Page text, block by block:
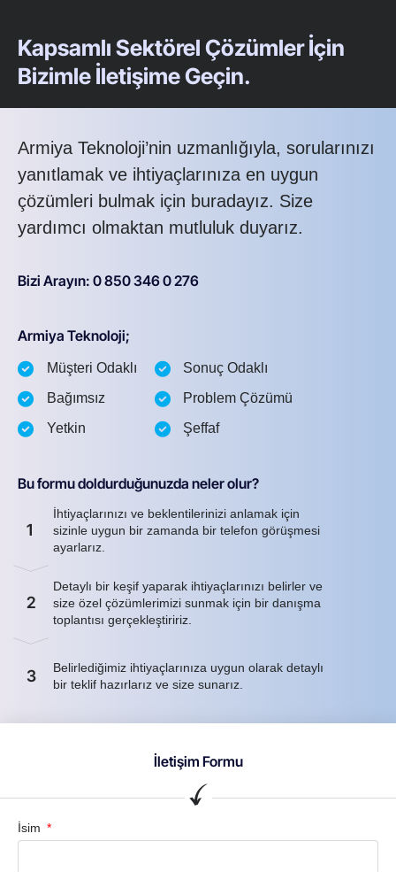
Kapsamlı Sektörel Çözümler İçin
Bizimle İletişime Geçin.
Armiya Teknoloji’nin uzmanlığıyla, sorularınızı
yanıtlamak ve ihtiyaçlarınıza en uygun
çözümleri bulmak için buradayız. Size
yardımcı olmaktan mutluluk duyarız.
Bizi Arayın: 0 850 346 0 276
Armiya Teknoloji;
Müşteri Odaklı
Bağımsız
Yetkin
Sonuç Odaklı
Problem Çözümü
Şeffaf
Bu formu doldurduğunuzda neler olur?
1
İhtiyaçlarınızı ve beklentilerinizi anlamak için
sizinle uygun bir zamanda bir telefon görüşmesi
ayarlarız.
2
Detaylı bir keşif yaparak ihtiyaçlarınızı belirler ve
size özel çözümlerimizi sunmak için bir danışma
toplantısı gerçekleştiririz.
3
Belirlediğimiz ihtiyaçlarınıza uygun olarak detaylı
bir teklif hazırlarız ve size sunarız.
İletişim Formu
İsim